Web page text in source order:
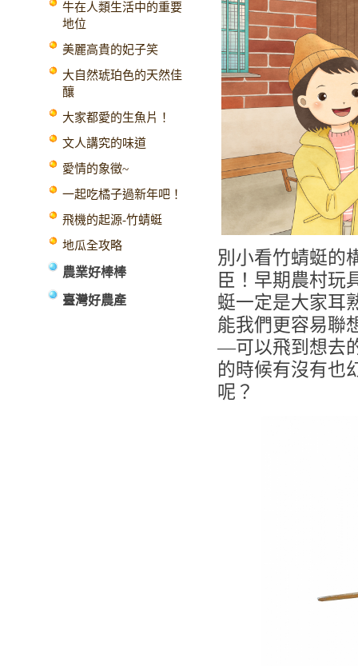
牛在人類生活中的重要
地位
美麗高貴的妃子笑
大自然琥珀色的天然佳
釀
大家都愛的生魚片！
文人講究的味道
愛情的象徵~
一起吃橘子過新年吧！
飛機的起源-竹蜻蜓
地瓜全攻略
農業好棒棒
臺灣好農產
別小看竹蜻蜓的
臣！早期農村玩
蜓一定是大家耳
能我們更容易聯
—可以飛到想去
的時候有沒有也
呢？